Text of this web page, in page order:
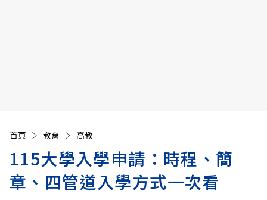
首頁 教育 高教
115大學入學申請：時程、簡
章、四管道入學方式一次看